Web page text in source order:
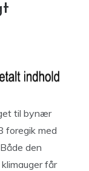
til bynær
foregik med
den
får